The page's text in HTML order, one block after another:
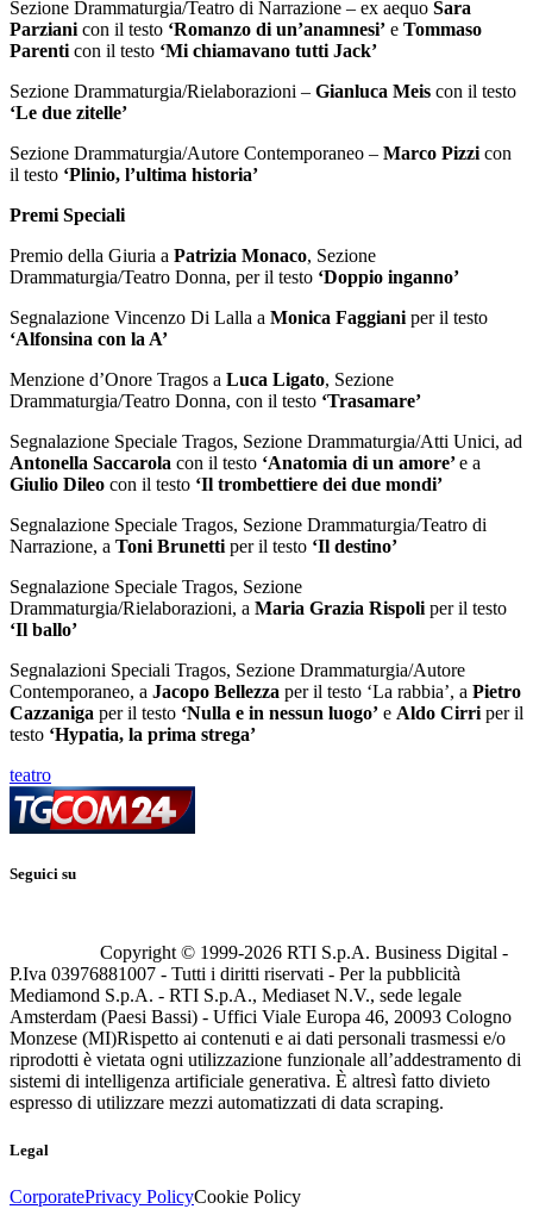
Sezione Drammaturgia/Teatro di Narrazione – ex aequo Sara
Parziani con il testo ‘Romanzo di un’anamnesi’ e Tommaso
Parenti con il testo ‘Mi chiamavano tutti Jack’
Sezione Drammaturgia/Rielaborazioni – Gianluca Meis con il testo
‘Le due zitelle’
Sezione Drammaturgia/Autore Contemporaneo – Marco Pizzi con
il testo ‘Plinio, l’ultima historia’
Premi Speciali
Premio della Giuria a Patrizia Monaco, Sezione
Drammaturgia/Teatro Donna, per il testo ‘Doppio inganno’
Segnalazione Vincenzo Di Lalla a Monica Faggiani per il testo
‘Alfonsina con la A’
Menzione d’Onore Tragos a Luca Ligato, Sezione
Drammaturgia/Teatro Donna, con il testo ‘Trasamare’
Segnalazione Speciale Tragos, Sezione Drammaturgia/Atti Unici, ad
Antonella Saccarola con il testo ‘Anatomia di un amore’e a
Giulio Dileo con il testo ‘Il trombettiere dei due mondi’
Segnalazione Speciale Tragos, Sezione Drammaturgia/Teatro di
Narrazione, a Toni Brunetti per il testo ‘Il destino’
Segnalazione Speciale Tragos, Sezione
Drammaturgia/Rielaborazioni, a Maria Grazia Rispoli per il testo
‘Il ballo’
Segnalazioni Speciali Tragos, Sezione Drammaturgia/Autore
Contemporaneo, a Jacopo Bellezza per il testo ‘La rabbia’, a Pietro
Cazzaniga per il testo ‘Nulla e in nessun luogo’ e Aldo Cirri per il
testo ‘Hypatia, la prima strega’
teatro
Seguici su
Copyright © 1999-2026 RTI S.p.A. Business Digital -
P.Iva 03976881007 - Tutti i diritti riservati - Per la pubblicità
Mediamond S.p.A. - RTI S.p.A., Mediaset N.V., sede legale
Amsterdam (Paesi Bassi) - Uffici Viale Europa 46, 20093 Cologno
Monzese (MI)Rispetto ai contenuti e ai dati personali trasmessi e/o
riprodotti è vietata ogni utilizzazione funzionale all’addestramento di
sistemi di intelligenza artificiale generativa. È altresì fatto divieto
espresso di utilizzare mezzi automatizzati di data scraping.
Legal
CorporatePrivacy PolicyCookie Policy